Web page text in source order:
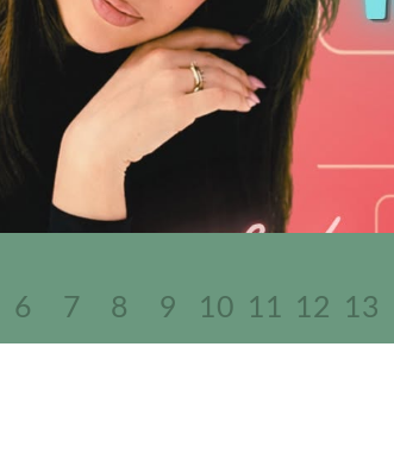
6 7 8 9 10 11 12 13